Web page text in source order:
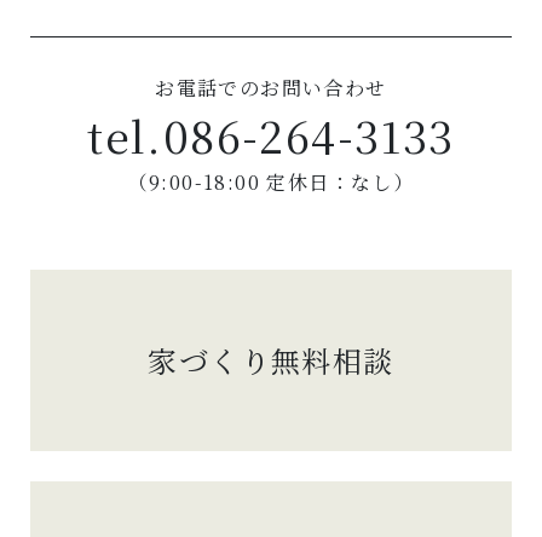
お電話でのお問い合わせ
tel.086-264-3133
（9:00-18:00 定休日：なし）
家づくり無料相談